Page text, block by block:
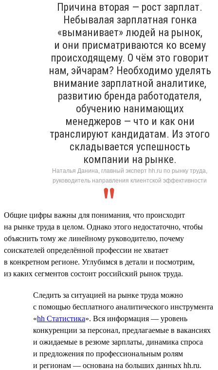
Причина вторая — рост зарплат.
Небывалая зарплатная гонка
«выманивает» людей на рынок,
и они присматриваются ко всему
происходящему. О чём это говорит
нам, эйчарам? Необходимо уделять
внимание зарплатной аналитике,
развитию бренда работодателя,
обучению нанимающих
менеджеров — что и как они
транслируют кандидатам. Из этого
складывается успешность
компании на рынке.
Наталья Данина, главный эксперт hh.ru по рынку труда,
руководитель направления клиентской эффективности
Общие цифры важны для понимания, что происходит
на рынке труда в целом. Однако этого недостаточно, чтобы
объяснить тому же линейному руководителю, почему
соискателей определённой профессии не хватает
в конкретном регионе. Углубимся в детали и посмотрим,
из каких сегментов состоит российский рынок труда.
Следить за ситуацией на рынке труда можно
с помощью бесплатного аналитического инструмента
«hh Статистика». Вся информация — уровень
конкуренции за персонал, предлагаемые в вакансиях
и ожидаемые в резюме зарплаты, динамика спроса
и предложения по профессиональным ролям
и регионам — основана на больших данных hh.ru.